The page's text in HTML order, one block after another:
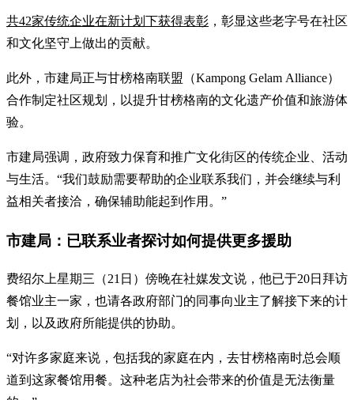
共42家传统企业在新计划下获得表彰 ，彰显这些老字号在社区
和文化坚守上做出的贡献。
此外，市建局正与甘榜格南联盟（Kampong Gelam Alliance）
合作制定社区规划，以提升甘榜格南的文化遗产价值和旅游体
验。
市建局强调，政府致力保育和推广文化街区的传统企业、活动
与生活。“我们鼓励需要帮助的企业联系我们，并会继续与利
益相关者接洽，确保辅助能起到作用。”
市建局：已联系业者探讨如何提供更多援助
费绍尔上星期三（21日）傍晚在社媒发文说，他已于20日拜访
餐馆业主一家，也请各政府部门的同事向业主了解接下来的计
划，以及政府所能提供的协助。
“对许多家庭来说，包括我的家庭在内，去甘榜格南时总会顺
道到这家餐馆用餐。这种老店为社会带来的价值是无法衡量